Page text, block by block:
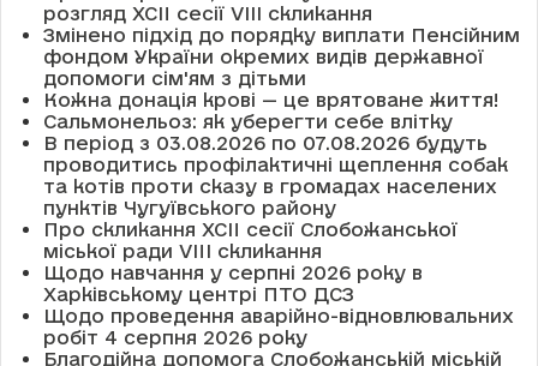
розгляд XCII сесії VІІІ скликання
Змінено підхід до порядку виплати Пенсійним
фондом України окремих видів державної
допомоги сім'ям з дітьми
Кожна донація крові — це врятоване життя!
Сальмонельоз: як уберегти себе влітку
В період з 03.08.2026 по 07.08.2026 будуть
проводитись профілактичні щеплення собак
та котів проти сказу в громадах населених
пунктів Чугуївського району
Про скликання XCII сесії Слобожанської
міської ради VIII скликання
Щодо навчання у серпні 2026 року в
Харківському центрі ПТО ДСЗ
Щодо проведення аварійно-відновлювальних
робіт 4 серпня 2026 року
Благодійна допомога Слобожанській міській